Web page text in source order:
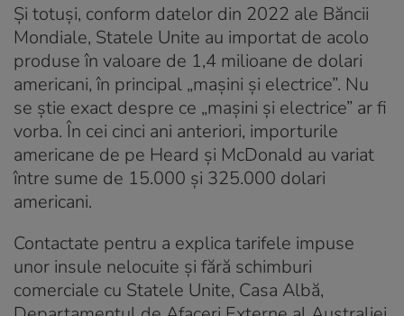
Și totuși, conform datelor din 2022 ale Băncii
Mondiale, Statele Unite au importat de acolo
produse în valoare de 1,4 milioane de dolari
americani, în principal „mașini și electrice”. Nu
se știe exact despre ce „mașini și electrice” ar fi
vorba. În cei cinci ani anteriori, importurile
americane de pe Heard și McDonald au variat
între sume de 15.000 și 325.000 dolari
americani.
Contactate pentru a explica tarifele impuse
unor insule nelocuite și fără schimburi
comerciale cu Statele Unite, Casa Albă,